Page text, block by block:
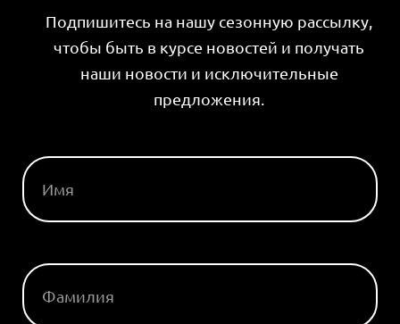
Подпишитесь на нашу сезонную рассылку,
чтобы быть в курсе новостей и получать
наши новости и исключительные
предложения.